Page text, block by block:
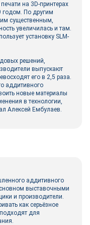
на 3D-принтерах
годом. По другим
существенным,
увеличилась и там.
установку SLM-
решений,
выпускают
его в 2,5 раза.
аддитивного
новые материалы
в технологии,
Алексей Ембулаев.
аддитивного
выставочными
и производители.
как серьёзное
для